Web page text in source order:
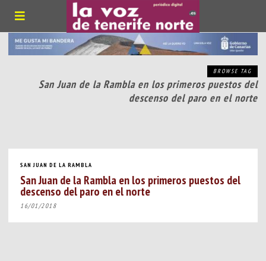
BROWSE TAG
San Juan de la Rambla en los primeros puestos del
descenso del paro en el norte
SAN JUAN DE LA RAMBLA
San Juan de la Rambla en los primeros puestos del
descenso del paro en el norte
16/01/2018